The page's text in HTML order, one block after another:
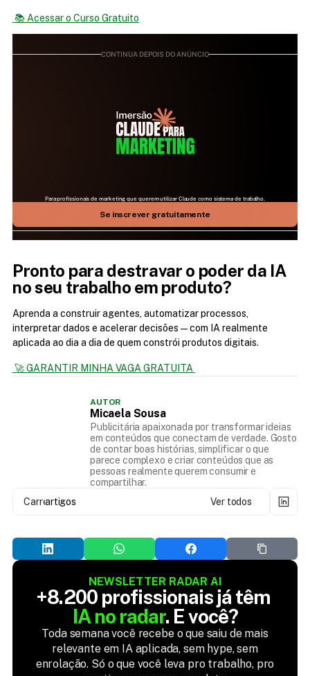
📚 Acessar o Curso Gratuito
CONTINUA DEPOIS DO ANÚNCIO
25 DE JULHO | 09H ÀS 17H | AO VIVO NO ZOOM
Aprenda como fazer a IA mais relevante do mundo
trabalhar para você
Para profissionais de marketing que querem utilizar Claude como sistema de trabalho.
Se inscrever gratuitamente
Pronto para destravar o poder da IA
no seu trabalho em produto?
Aprenda a construir agentes, automatizar processos,
interpretar dados e acelerar decisões — com IA realmente
aplicada ao dia a dia de quem constrói produtos digitais.
🚀 GARANTIR MINHA VAGA GRATUITA
AUTOR
Micaela Sousa
Publicitária apaixonada por transformar ideias
em conteúdos que conectam de verdade. Gosto
de contar boas histórias, simplificar o que
parece complexo e criar conteúdos que as
pessoas realmente querem consumir e
compartilhar.
Carregando...
artigos Ver todos
NEWSLETTER RADAR AI
IA no radar. E você?
Toda semana você recebe o que saiu de mais
relevante em IA aplicada, sem hype, sem
enrolação. Só o que você leva pro trabalho, pro